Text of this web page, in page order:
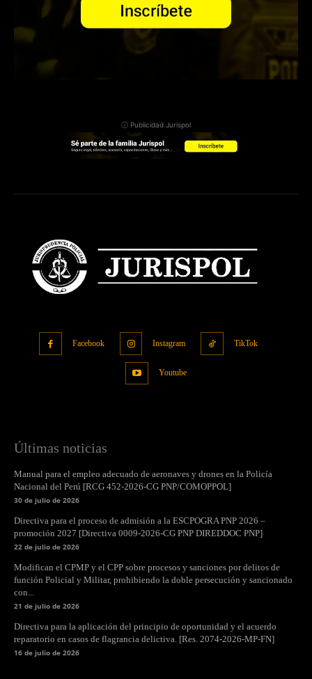
ⓘ Publicidad Jurispol
Facebook Instagram TikTok
Youtube
Últimas noticias
Manual para el empleo adecuado de aeronaves y drones en la Policía
Nacional del Perú [RCG 452-2026-CG PNP/COMOPPOL]
30 de julio de 2026
Directiva para el proceso de admisión a la ESCPOGRA PNP 2026 –
promoción 2027 [Directiva 0009-2026-CG PNP DIREDDOC PNP]
22 de julio de 2026
Modifican el CPMP y el CPP sobre procesos y sanciones por delitos de
función Policial y Militar, prohibiendo la doble persecución y sancionado
con...
21 de julio de 2026
Directiva para la aplicación del principio de oportunidad y el acuerdo
reparatorio en casos de flagrancia delictiva. [Res. 2074-2026-MP-FN]
16 de julio de 2026